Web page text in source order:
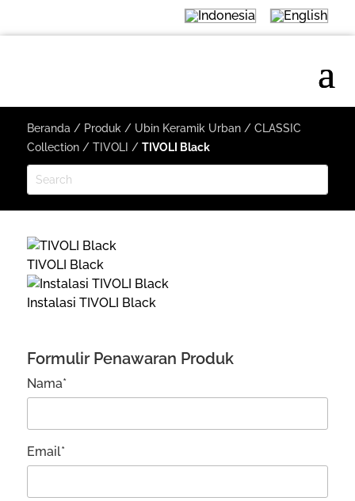
Beranda / Produk / Ubin Keramik Urban/ CLASSIC
Collection/ TIVOLI / TIVOLI Black
TIVOLI Black
Instalasi TIVOLI Black
Formulir Penawaran Produk
Nama*
Email*